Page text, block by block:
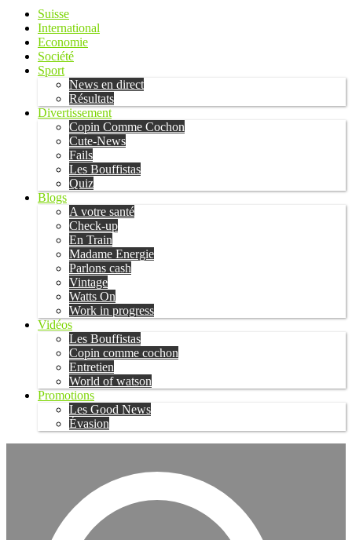
Suisse
International
Economie
Société
Sport
News en direct
Résultats
Divertissement
Copin Comme Cochon
Cute-News
Fails
Les Bouffistas
Quiz
Blogs
A votre santé
Check-up
En Train
Madame Energie
Parlons cash
Vintage
Watts On
Work in progress
Vidéos
Les Bouffistas
Copin comme cochon
Entretien
World of watson
Promotions
Les Good News
Évasion